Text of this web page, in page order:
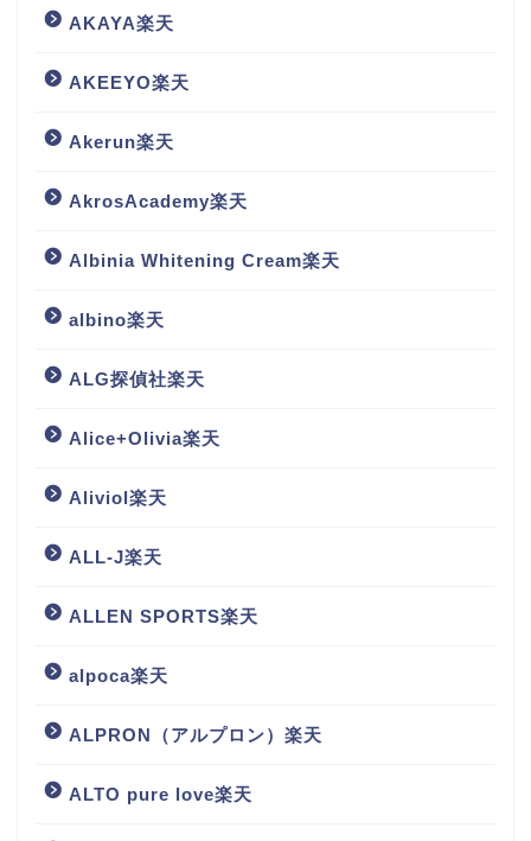
AKAYA楽天
AKEEYO楽天
Akerun楽天
AkrosAcademy楽天
Albinia Whitening Cream楽天
albino楽天
ALG探偵社楽天
Alice+Olivia楽天
Aliviol楽天
ALL-J楽天
ALLEN SPORTS楽天
alpoca楽天
ALPRON（アルプロン）楽天
ALTO pure love楽天